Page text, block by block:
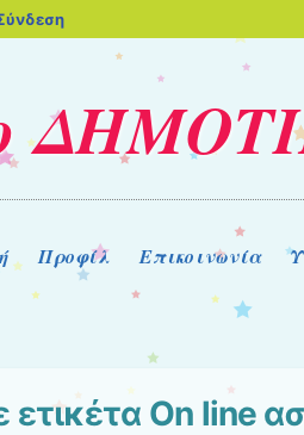
blogs.sch.gr
Προφίλ Επικοινωνία
On line